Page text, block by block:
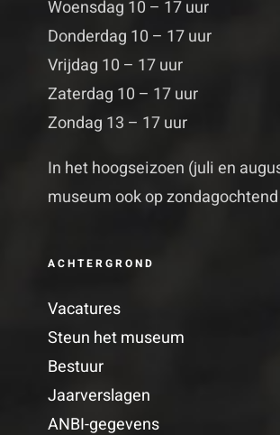
Woensdag 10 – 17 uur
Donderdag 10 – 17 uur
Vrijdag 10 – 17 uur
Zaterdag 10 – 17 uur
Zondag 13 – 17 uur
In het hoogseizoen (juli en
museum ook op
ACHTERGROND
Vacatures
Steun het museum
Bestuur
Jaarverslagen
ANBI-gegevens